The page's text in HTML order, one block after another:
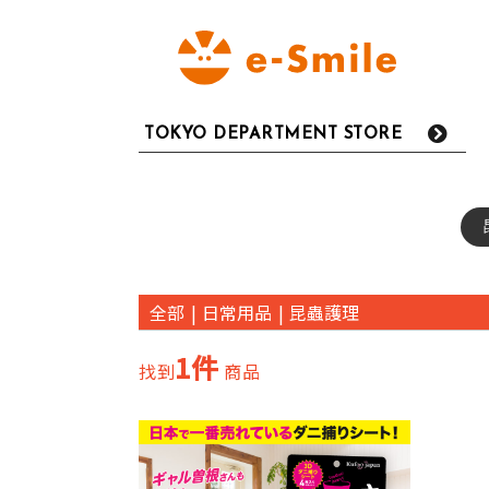
TOKYO DEPARTMENT STORE
全部 | 日常用品 | 昆蟲護理
找到1件 商品